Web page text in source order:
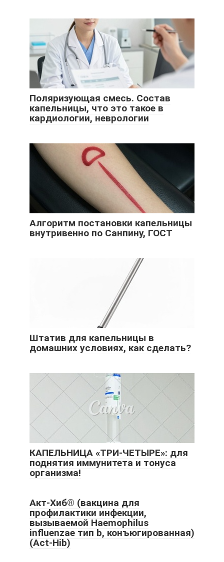
Поляризующая смесь. Состав
капельницы, что это такое в
кардиологии, неврологии
Алгоритм постановки капельницы
внутривенно по Санпину, ГОСТ
Штатив для капельницы в
домашних условиях, как сделать?
КАПЕЛЬНИЦА «ТРИ-ЧЕТЫРЕ»: для
поднятия иммунитета и тонуса
организма!
Акт-Хиб® (вакцина для
профилактики инфекции,
вызываемой Haemophilus
influenzae тип b, конъюгированная)
(Act-Hib)